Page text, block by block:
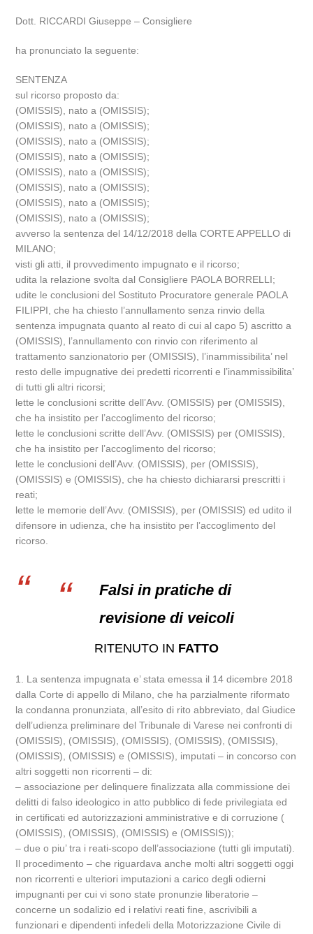
Dott. RICCARDI Giuseppe – Consigliere
ha pronunciato la seguente:
SENTENZA
sul ricorso proposto da:
(OMISSIS), nato a (OMISSIS);
(OMISSIS), nato a (OMISSIS);
(OMISSIS), nato a (OMISSIS);
(OMISSIS), nato a (OMISSIS);
(OMISSIS), nato a (OMISSIS);
(OMISSIS), nato a (OMISSIS);
(OMISSIS), nato a (OMISSIS);
(OMISSIS), nato a (OMISSIS);
avverso la sentenza del 14/12/2018 della CORTE APPELLO di
MILANO;
visti gli atti, il provvedimento impugnato e il ricorso;
udita la relazione svolta dal Consigliere PAOLA BORRELLI;
udite le conclusioni del Sostituto Procuratore generale PAOLA
FILIPPI, che ha chiesto l’annullamento senza rinvio della
sentenza impugnata quanto al reato di cui al capo 5) ascritto a
(OMISSIS), l’annullamento con rinvio con riferimento al
trattamento sanzionatorio per (OMISSIS), l’inammissibilita’ nel
resto delle impugnative dei predetti ricorrenti e l’inammissibilita’
di tutti gli altri ricorsi;
lette le conclusioni scritte dell’Avv. (OMISSIS) per (OMISSIS),
che ha insistito per l’accoglimento del ricorso;
lette le conclusioni scritte dell’Avv. (OMISSIS) per (OMISSIS),
che ha insistito per l’accoglimento del ricorso;
lette le conclusioni dell’Avv. (OMISSIS), per (OMISSIS),
(OMISSIS) e (OMISSIS), che ha chiesto dichiararsi prescritti i
reati;
lette le memorie dell’Avv. (OMISSIS), per (OMISSIS) ed udito il
difensore in udienza, che ha insistito per l’accoglimento del
ricorso.
Falsi in pratiche di
revisione di veicoli
RITENUTO IN FATTO
1. La sentenza impugnata e’ stata emessa il 14 dicembre 2018
dalla Corte di appello di Milano, che ha parzialmente riformato
la condanna pronunziata, all’esito di rito abbreviato, dal Giudice
dell’udienza preliminare del Tribunale di Varese nei confronti di
(OMISSIS), (OMISSIS), (OMISSIS), (OMISSIS), (OMISSIS),
(OMISSIS), (OMISSIS) e (OMISSIS), imputati – in concorso con
altri soggetti non ricorrenti – di:
– associazione per delinquere finalizzata alla commissione dei
delitti di falso ideologico in atto pubblico di fede privilegiata ed
in certificati ed autorizzazioni amministrative e di corruzione (
(OMISSIS), (OMISSIS), (OMISSIS) e (OMISSIS));
– due o piu’ tra i reati-scopo dell’associazione (tutti gli imputati).
Il procedimento – che riguardava anche molti altri soggetti oggi
non ricorrenti e ulteriori imputazioni a carico degli odierni
impugnanti per cui vi sono state pronunzie liberatorie –
concerne un sodalizio ed i relativi reati fine, ascrivibili a
funzionari e dipendenti infedeli della Motorizzazione Civile di